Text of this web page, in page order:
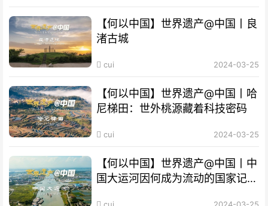
【何以中国】世界遗产@中国丨良
渚古城
cui 2024-03-25
【何以中国】世界遗产@中国丨哈
尼梯田：世外桃源藏着科技密码
cui 2024-03-25
【何以中国】世界遗产@中国丨中
国大运河因何成为流动的国家记